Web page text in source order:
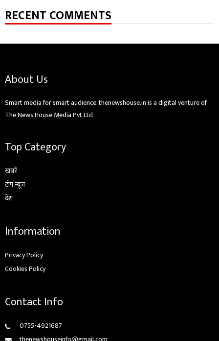
RECENT COMMENTS
About Us
Smart media for smart audience. thenewshouse.in is a digital venture of
The News House Media Pvt Ltd
Top Category
ख़बरें
टॉप न्यूज़
देश
Information
Privacy Policy
Cookies Policy
Contact Info
0755-4921687